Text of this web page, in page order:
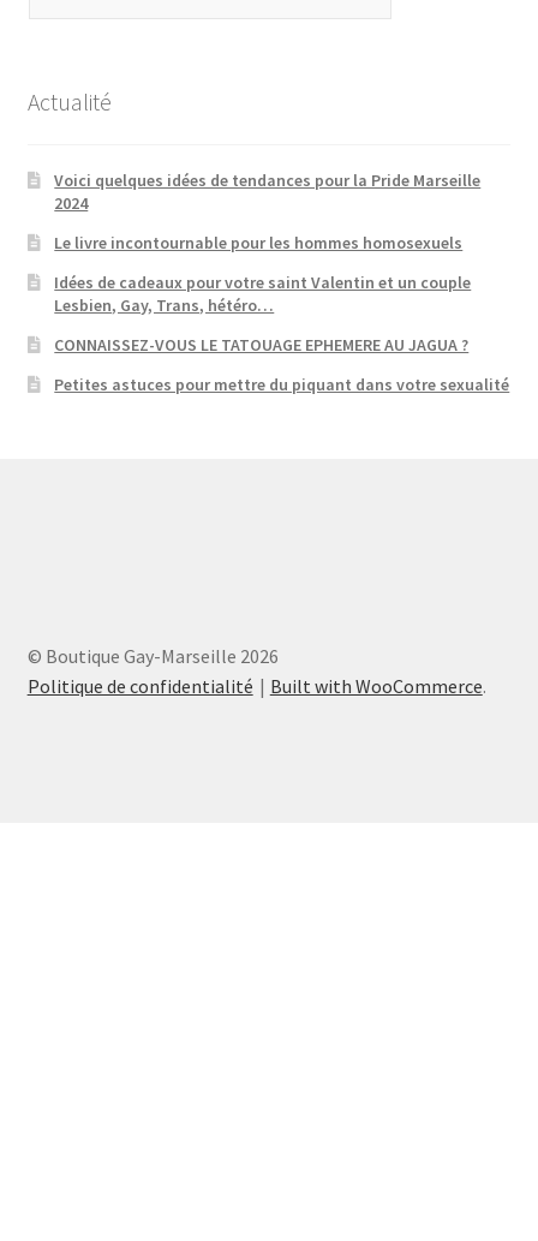
Actualité
Voici quelques idées de tendances pour la Pride Marseille
2024
Le livre incontournable pour les hommes homosexuels
Idées de cadeaux pour votre saint Valentin et un couple
Lesbien, Gay, Trans, hétéro…
CONNAISSEZ-VOUS LE TATOUAGE EPHEMERE AU JAGUA ?
Petites astuces pour mettre du piquant dans votre sexualité
© Boutique Gay-Marseille 2026
Politique de confidentialité
Built with WooCommerce.